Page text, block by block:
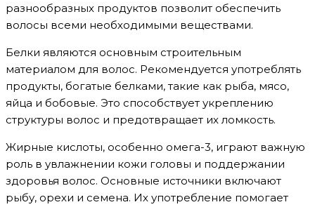
разнообразных продуктов позволит обеспечить
волосы всеми необходимыми веществами.
Белки являются основным строительным
материалом для волос. Рекомендуется употреблять
продукты, богатые белками, такие как рыба, мясо,
яйца и бобовые. Это способствует укреплению
структуры волос и предотвращает их ломкость.
Жирные кислоты, особенно омега-3, играют важную
роль в увлажнении кожи головы и поддержании
здоровья волос. Основные источники включают
рыбу, орехи и семена. Их употребление помогает